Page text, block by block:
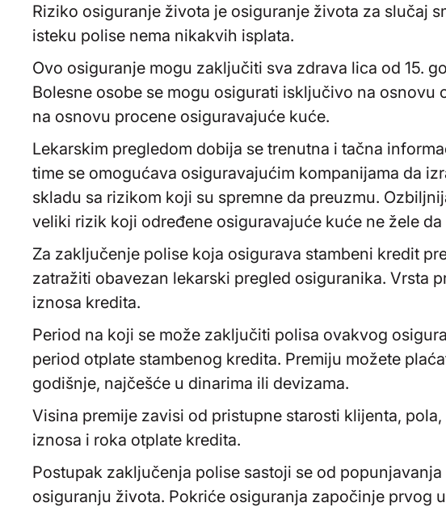
Riziko osiguranje života je osiguranje života za slučaj
isteku polise nema nikakvih isplata.
Ovo osiguranje mogu zaključiti sva zdrava lica od 15.
Bolesne osobe se mogu osigurati isključivo na
na osnovu procene osiguravajuće kuće.
Lekarskim pregledom dobija se trenutna i tačna
time se omogućava osiguravajućim kompanijama da
skladu sa rizikom koji su spremne da preuzmu.
veliki rizik koji određene osiguravajuće kuće ne žele
Za zaključenje polise koja osigurava stambeni kredit
zatražiti obavezan lekarski pregled osiguranika. Vrsta
iznosa kredita.
Period na koji se može zaključiti polisa ovakvog
period otplate stambenog kredita. Premiju možete
godišnje, najčešće u dinarima ili devizama.
Visina premije zavisi od pristupne starosti klijenta,
iznosa i roka otplate kredita.
Postupak zaključenja polise sastoji se od
osiguranju života. Pokriće osiguranja započinje prvog